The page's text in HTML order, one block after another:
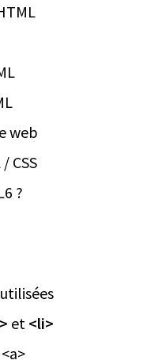
web
CSS
?
et <li>